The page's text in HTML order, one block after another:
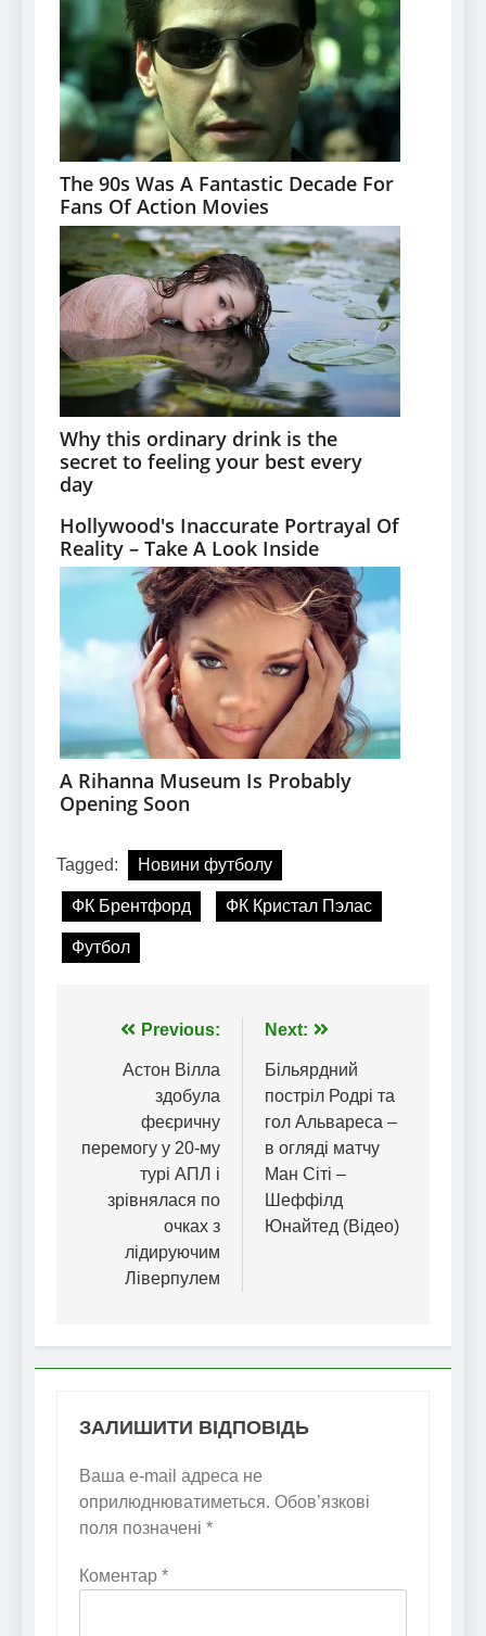
Tagged: Новини футболу
ФК Брентфорд ФК Кристал Пэлас
Футбол
Навігація
записів
Previous:
Астон Вілла
здобула
феєричну
перемогу у 20-му
турі АПЛ і
зрівнялася по
очках з
лідируючим
Ліверпулем
Next:
Більярдний
постріл Родрі та
гол Альвареса –
в огляді матчу
Ман Сіті –
Шеффілд
Юнайтед (Відео)
ЗАЛИШИТИ ВІДПОВІДЬ
Ваша e-mail адреса не
оприлюднюватиметься. Обов’язкові
поля позначені *
Коментар *